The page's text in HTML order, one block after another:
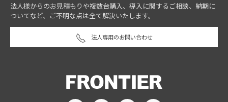
法人様からのお見積もりや複数台購入、導入に関するご相談、納期に
ついてなど、ご不明な点は全て解決いたします。
法人専用のお問い合わせ